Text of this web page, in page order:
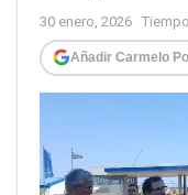
30 enero, 2026
Añadir Carmelo